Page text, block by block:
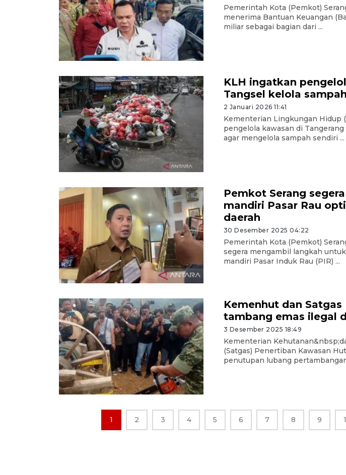
Pemerintah Kota (Pemkot)
menerima Bantuan Keuangan
miliar sebagai bagian dari ...
KLH ingatkan
Tangsel kelola
2 Januari 2026 11:41
Kementerian Lingkungan Hidup
pengelola kawasan di Tangerang
agar mengelola sampah sendiri ...
Pemkot Serang
mandiri Pasar Rau
daerah
30 Desember 2025 04:22
Pemerintah Kota (Pemkot)
segera mengambil langkah
mandiri Pasar Induk Rau (PIR) ...
Kemenhut dan Satgas
tambang emas ilegal
3 Desember 2025 18:49
Kementerian
(Satgas) Penertiban Kawasan
penutupan lubang
1 2 3 4 5 6 7 8 9